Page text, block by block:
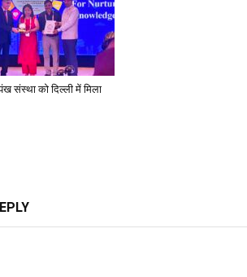
संस्था को दिल्ली में मिला